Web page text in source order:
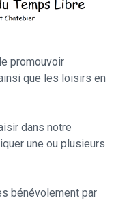
promouvoir
que les loisirs en
dans notre
une ou plusieurs
bénévolement par